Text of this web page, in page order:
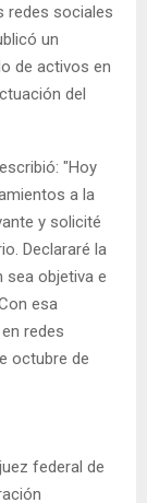
redes sociales
un
de activos en
del
"Hoy
a la
y solicité
Declararé la
sea objetiva e
esa
redes
octubre de
federal de